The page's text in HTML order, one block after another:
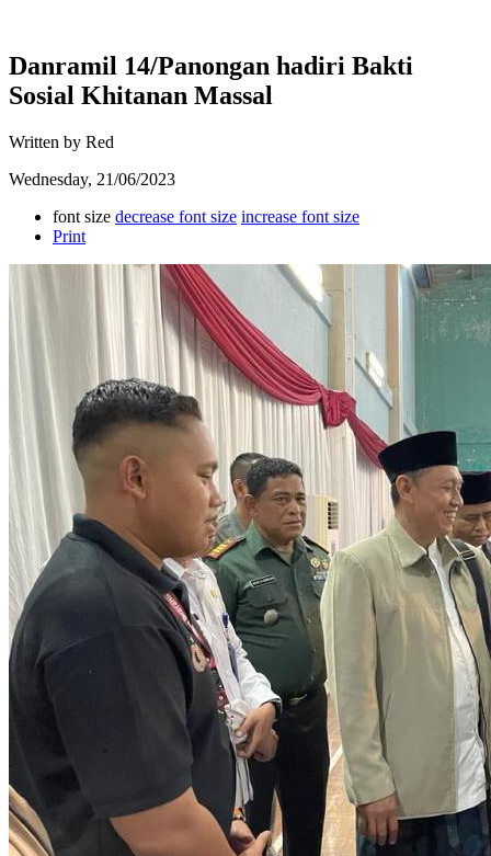
Danramil 14/Panongan hadiri Bakti
Sosial Khitanan Massal
Written by Red
Wednesday, 21/06/2023
font size decrease font size increase font size
Print